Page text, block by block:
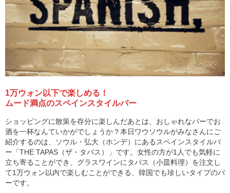
1万ウォン以下で楽しめる！
ムード満点のスペインスタイルバー
ショッピングに散策を存分に楽しんだあとは、おしゃれなバーでお
酒を一杯なんていかがでしょうか？本日ワウソウルがみなさんにご
紹介するのは、ソウル・弘大（ホンデ）にあるスペインスタイルバ
ー「THE TAPAS（ザ・タパス）」です。女性の方が1人でも気軽に
立ち寄ることができ、グラスワインにタパス（小皿料理）を注文し
て1万ウォン以内で楽しむことができる、韓国でも珍しいタイプのバ
ーです。